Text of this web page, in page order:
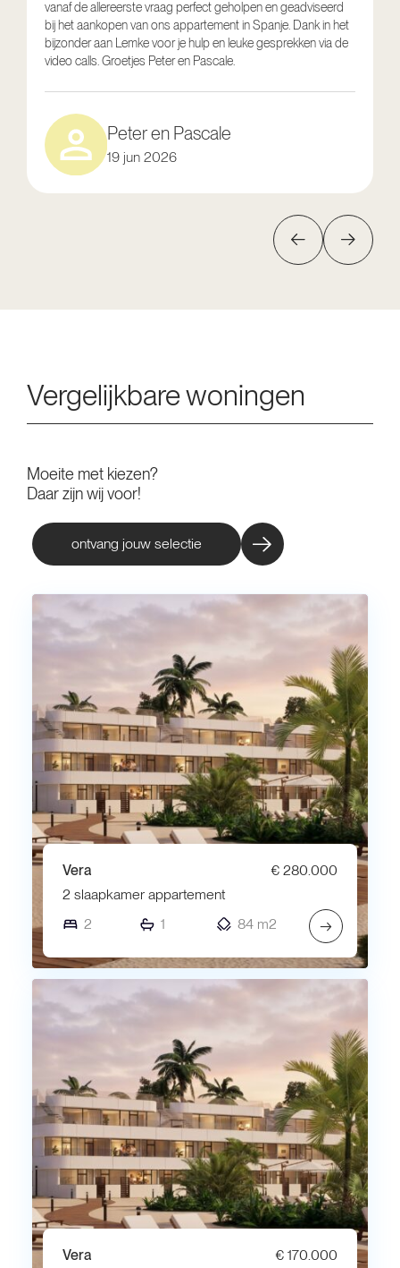
vanaf de allereerste vraag perfect geholpen en geadviseerd
bij het aankopen van ons appartement in Spanje. Dank in het
bijzonder aan Lemke voor je hulp en leuke gesprekken via de
video calls. Groetjes Peter en Pascale.
Peter en Pascale
19 jun 2026
Vergelijkbare woningen
Moeite met kiezen?
Daar zijn wij voor!
ontvang jouw selectie
Vera
€ 280.000
2 slaapkamer appartement
2
1 84 m2 →
Vera
€ 170.000